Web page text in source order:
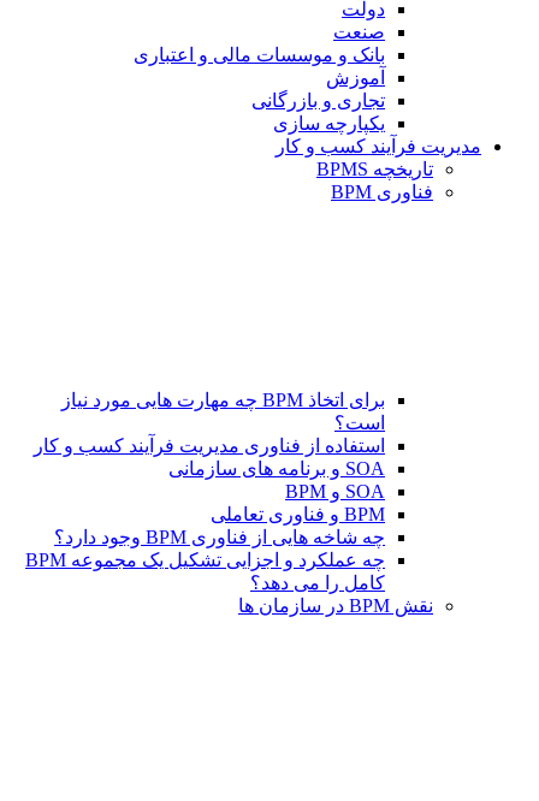
دولت
صنعت
بانک و موسسات مالی و اعتباری
آموزش
تجاری و بازرگانی
یکپارچه سازی
مدیریت فرآیند کسب و کار
تاریخچه BPMS
فناوری BPM
برای اتخاذ BPM چه مهارت هایی مورد نیاز
است؟
استفاده از فناوری مدیریت فرآیند کسب و کار
SOA و برنامه های سازمانی
SOA و BPM
BPM و فناوری تعاملی
چه شاخه هایی از فناوری BPM وجود دارد؟
چه عملکرد و اجزایی تشکیل یک مجموعه BPM
کامل را می دهد؟
نقش BPM در سازمان ها